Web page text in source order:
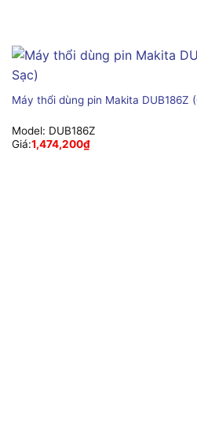
Máy thổi dùng pin Makita DUB186Z
Model: DUB186Z
Giá:1,474,200₫